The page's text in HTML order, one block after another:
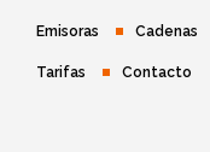
Emisoras Cadenas
Tarifas Contacto